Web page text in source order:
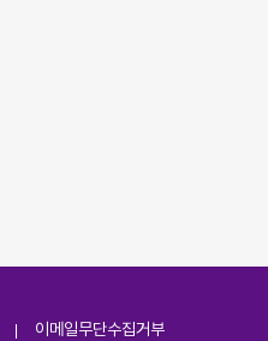
이메일무단수집거부